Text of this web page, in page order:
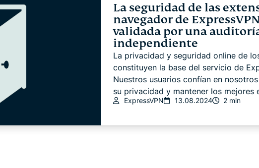
La seguridad de las
navegador de
validada por una
independiente
La privacidad y seguridad online de
constituyen la base del servicio de
Nuestros usuarios confían en
su privacidad y mantener los mejores
ExpressVPN 13.08.2024 2 min